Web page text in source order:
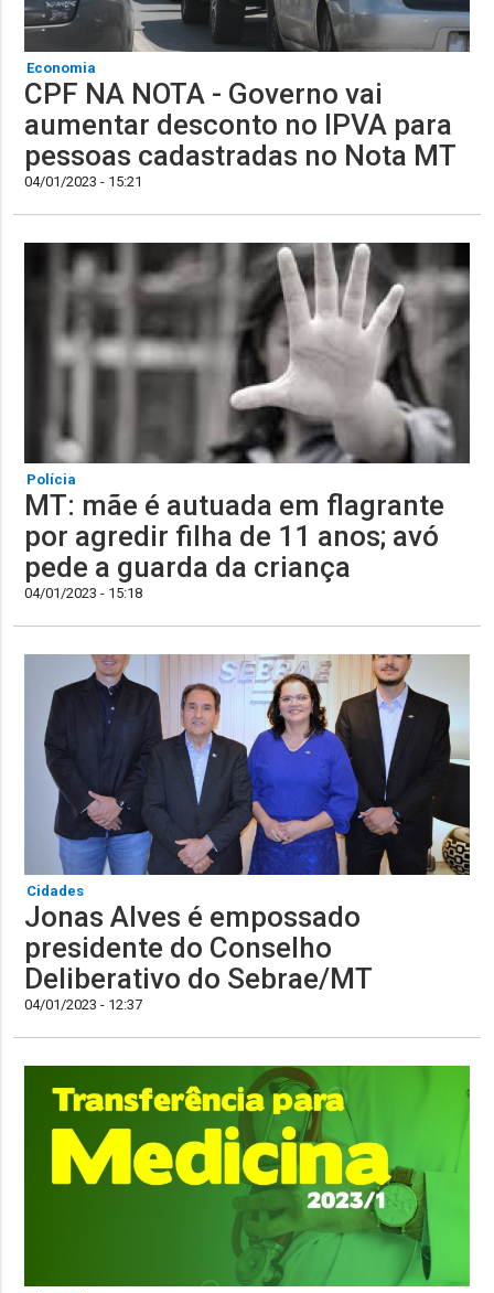
Economia
CPF NA NOTA - Governo vai
aumentar desconto no IPVA para
pessoas cadastradas no Nota MT
04/01/2023 - 15:21
Polícia
MT: mãe é autuada em flagrante
por agredir filha de 11 anos; avó
pede a guarda da criança
04/01/2023 - 15:18
Cidades
Jonas Alves é empossado
presidente do Conselho
Deliberativo do Sebrae/MT
04/01/2023 - 12:37